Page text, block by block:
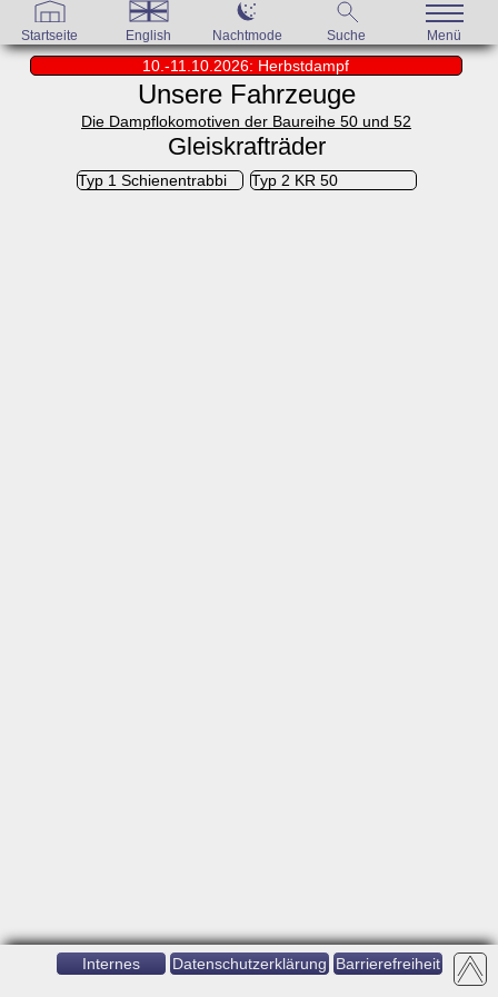
Startseite English Nachtmode Suche Menü
10.-11.10.2026: Herbstdampf
Unsere Fahrzeuge
Die Dampflokomotiven der Baureihe 50 und 52
Gleiskrafträder
Typ 1 Schienentrabbi Typ 2 KR 50
Internes Datenschutzerklärung Barrierefreiheit